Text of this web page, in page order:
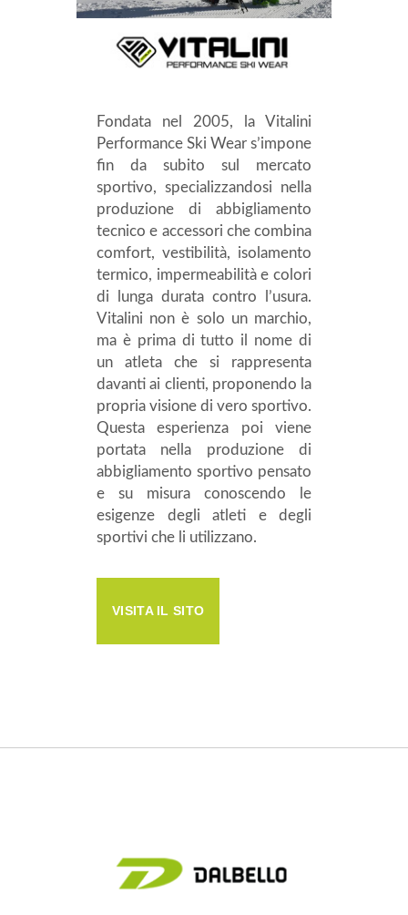
Fondata nel 2005, la Vitalini
Performance Ski Wear s’impone
fin da subito sul mercato
sportivo, specializzandosi nella
produzione di abbigliamento
tecnico e accessori che combina
comfort, vestibilità, isolamento
termico, impermeabilità e colori
di lunga durata contro l’usura.
Vitalini non è solo un marchio,
ma è prima di tutto il nome di
un atleta che si rappresenta
davanti ai clienti, proponendo la
propria visione di vero sportivo.
Questa esperienza poi viene
portata nella produzione di
abbigliamento sportivo pensato
e su misura conoscendo le
esigenze degli atleti e degli
sportivi che li utilizzano.
VISITA IL SITO